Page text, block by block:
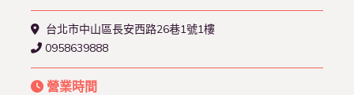
台北市中山區長安西路26巷1號1樓
0958639888
營業時間